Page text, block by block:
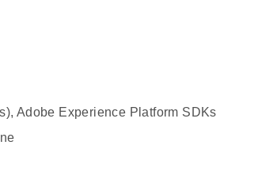
Adobe Experience Platform SDKs